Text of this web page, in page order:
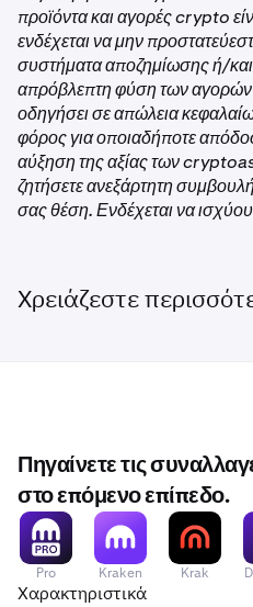
προϊόντα και αγορές crypto
ενδέχεται να μην
συστήματα αποζημίωσης ή/
απρόβλεπτη φύση των
οδηγήσει σε απώλεια
φόρος για οποιαδήποτε
αύξηση της αξίας των
ζητήσετε ανεξάρτητη
σας θέση. Ενδέχεται να
Χρειάζεστε
Πηγαίνετε τις
στο επόμενο επίπεδο.
Pro Kraken Krak
Χαρακτηριστικά